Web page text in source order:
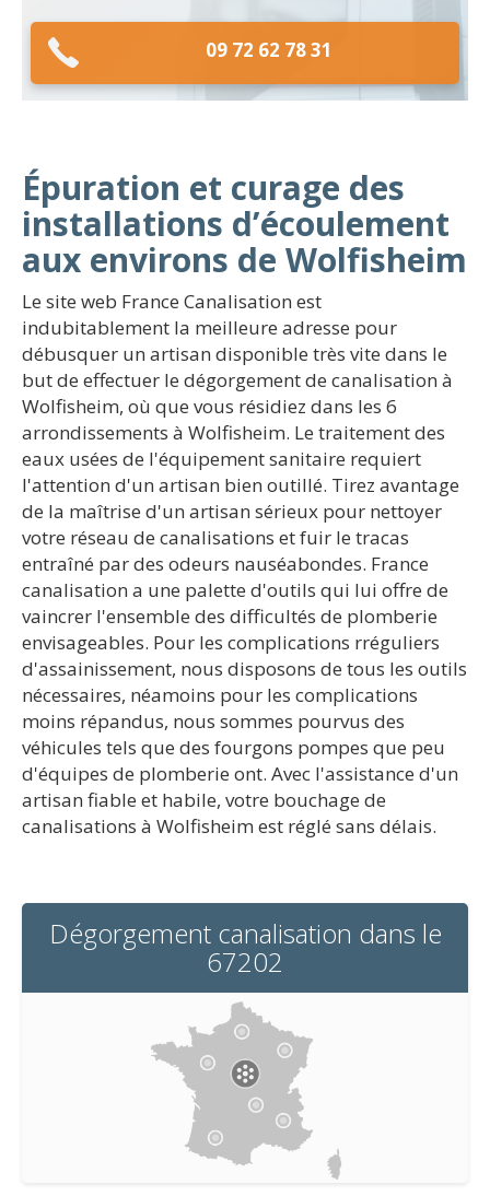
09 72 62 78 31
Épuration et curage des
installations d’écoulement
aux environs de Wolfisheim
Le site web France Canalisation est
indubitablement la meilleure adresse pour
débusquer un artisan disponible très vite dans le
but de effectuer le dégorgement de canalisation à
Wolfisheim, où que vous résidiez dans les 6
arrondissements à Wolfisheim. Le traitement des
eaux usées de l'équipement sanitaire requiert
l'attention d'un artisan bien outillé. Tirez avantage
de la maîtrise d'un artisan sérieux pour nettoyer
votre réseau de canalisations et fuir le tracas
entraîné par des odeurs nauséabondes. France
canalisation a une palette d'outils qui lui offre de
vaincrer l'ensemble des difficultés de plomberie
envisageables. Pour les complications rréguliers
d'assainissement, nous disposons de tous les outils
nécessaires, néamoins pour les complications
moins répandus, nous sommes pourvus des
véhicules tels que des fourgons pompes que peu
d'équipes de plomberie ont. Avec l'assistance d'un
artisan fiable et habile, votre bouchage de
canalisations à Wolfisheim est réglé sans délais.
Dégorgement canalisation dans le
67202